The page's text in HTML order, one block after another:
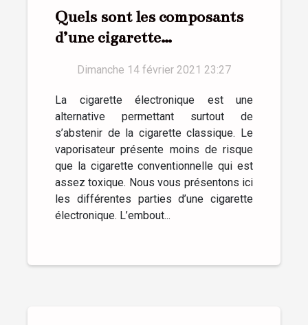
Quels sont les composants
d’une cigarette
Dimanche 14 février 2021 23:27
La cigarette électronique est une
alternative permettant surtout de
s’abstenir de la cigarette classique. Le
vaporisateur présente moins de risque
que la cigarette conventionnelle qui est
assez toxique. Nous vous présentons ici
les différentes parties d’une cigarette
électronique. L’embout...